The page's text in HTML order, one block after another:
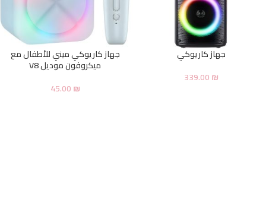
جهاز كاريوكي
339.00₪
جهاز كاريوكي ميني للأطفال مع
ميكروفون موديل V8
45.00₪